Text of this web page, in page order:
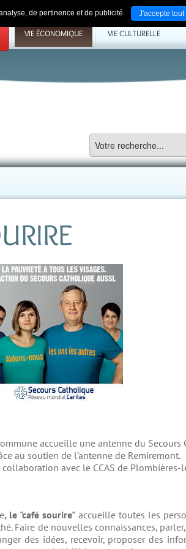
de pertinence et de publicité. J'accepte tout
VIE ÉCONOMIQUE VIE CULTURELLE
accueille une antenne du Secours
au soutien de l'antenne de Remiremont.
avec le CCAS de Plombières-
, le "café sourire"accueille toutes les
Faire de nouvelles connaissances,
des idées, recevoir, proposer des